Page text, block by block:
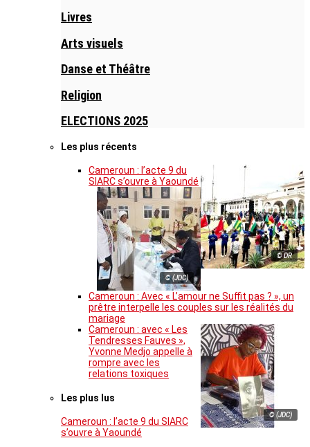
Livres
Arts visuels
Danse et Théâtre
Religion
ELECTIONS 2025
Les plus récents
© DR
Cameroun : l’acte 9 du
SIARC s’ouvre à Yaoundé
© (JDC)
Cameroun : Avec « L’amour ne Suffit pas ? », un
prêtre interpelle les couples sur les réalités du
mariage
© (JDC)
Cameroun : avec « Les
Tendresses Fauves »,
Yvonne Medjo appelle à
rompre avec les
relations toxiques
Les plus lus
Cameroun : l’acte 9 du SIARC
s’ouvre à Yaoundé